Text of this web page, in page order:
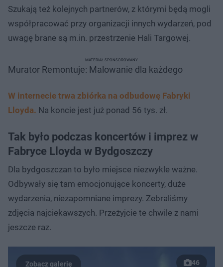
Szukają też kolejnych partnerów, z którymi będą mogli
współpracować przy organizacji innych wydarzeń, pod
uwagę brane są m.in. przestrzenie Hali Targowej.
Murator Remontuje: Malowanie dla każdego
MATERIAŁ SPONSOROWANY
W internecie trwa zbiórka na odbudowę Fabryki
Lloyda. Na koncie jest już ponad 56 tys. zł.
Tak było podczas koncertów i imprez w
Fabryce Lloyda w Bydgoszczy
Dla bydgoszczan to było miejsce niezwykle ważne.
Odbywały się tam emocjonujące koncerty, duże
wydarzenia, niezapomniane imprezy. Zebraliśmy
zdjęcia najciekawszych. Przeżyjcie te chwile z nami
jeszcze raz.
46